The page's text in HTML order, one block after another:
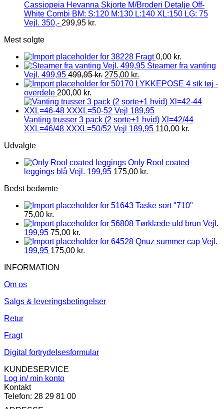
Cassiopeia Hevanna Skjorte M/Broderi Detalje Off-
White Combi BM: S:120 M:130 L:140 XL:150 LG: 75
Vejl. 350,- 299,95 kr.
Mest solgte
Fragt 0,00 kr.
Steamer fra vanting
Vejl. 499,95 499,95kr. 275,00 kr.
LYKKEPOSE 4 stk tøj -
overdele 200,00 kr.
Vanting trusser 3 pack (2 sorte+1 hvid) Xl=42/44
XXL=46/48 XXXL=50/52 Vejl 189,95 110,00 kr.
Udvalgte
Only Rool coated
leggings blå Vejl. 199,95 175,00 kr.
Bedst bedømte
Taske sort "710"
75,00 kr.
Tørklæde uld brun Vejl.
199,95 75,00 kr.
Qnuz summer cap Vejl.
199,95 175,00 kr.
INFORMATION
Om os
Salgs & leveringsbetingelser
Retur
Fragt
Digital fortrydelsesformular
KUNDESERVICE
Log in/ min konto
Kontakt
Telefon: 28 29 81 00